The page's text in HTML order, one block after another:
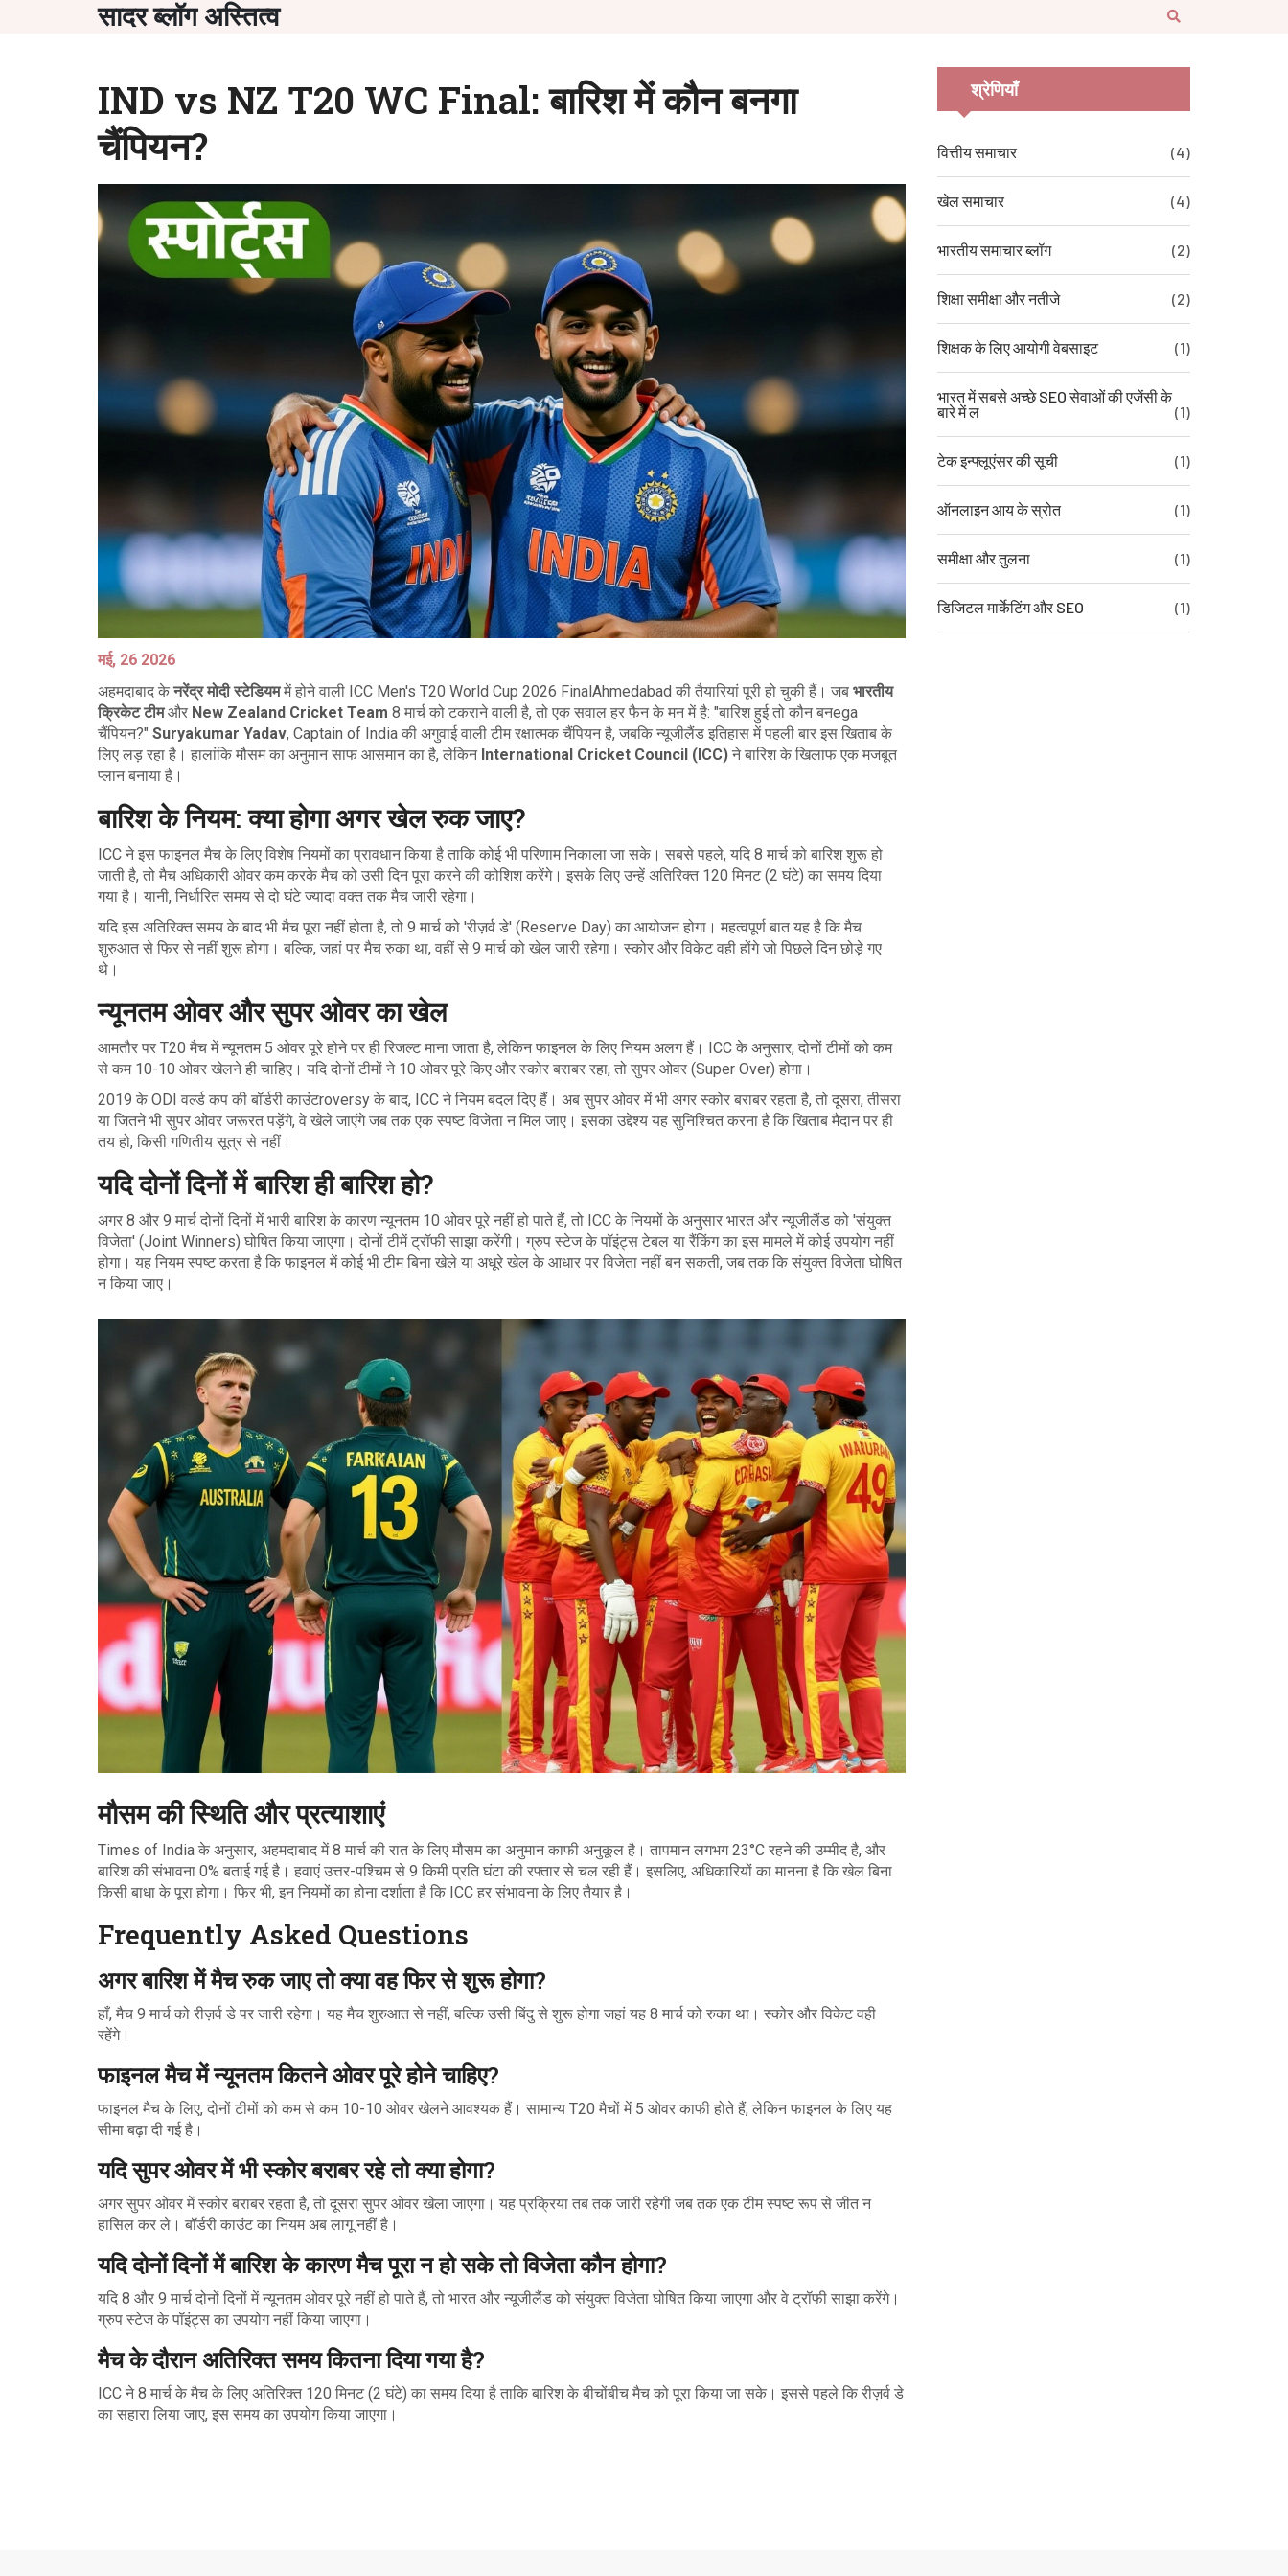
सादर ब्लॉग अस्तित्व
IND vs NZ T20 WC Final: बारिश में कौन बनगा
चैंपियन?
मई, 26 2026
अहमदाबाद केनरेंद्र मोदी स्टेडियममें होने वाली ICC Men's T20 World Cup 2026 FinalAhmedabad की तैयारियां पूरी हो चुकी हैं। जब भारतीय
क्रिकेट टीमऔर New Zealand Cricket Team 8 मार्च को टकराने वाली है, तो एक सवाल हर फैन के मन में है: "बारिश हुई तो कौन बनega
चैंपियन?" Suryakumar Yadav, Captain of India की अगुवाई वाली टीम रक्षात्मक चैंपियन है, जबकि न्यूजीलैंड इतिहास में पहली बार इस खिताब के
लिए लड़ रहा है। हालांकि मौसम का अनुमान साफ आसमान का है, लेकिन International Cricket Council (ICC) ने बारिश के खिलाफ एक मजबूत
प्लान बनाया है।
बारिश के नियम: क्या होगा अगर खेल रुक जाए?
ICC ने इस फाइनल मैच के लिए विशेष नियमों का प्रावधान किया है ताकि कोई भी परिणाम निकाला जा सके। सबसे पहले, यदि 8 मार्च को बारिश शुरू हो
जाती है, तो मैच अधिकारी ओवर कम करके मैच को उसी दिन पूरा करने की कोशिश करेंगे। इसके लिए उन्हें अतिरिक्त 120 मिनट (2 घंटे) का समय दिया
गया है। यानी, निर्धारित समय से दो घंटे ज्यादा वक्त तक मैच जारी रहेगा।
यदि इस अतिरिक्त समय के बाद भी मैच पूरा नहीं होता है, तो 9 मार्च को 'रीज़र्व डे' (Reserve Day) का आयोजन होगा। महत्वपूर्ण बात यह है कि मैच
शुरुआत से फिर से नहीं शुरू होगा। बल्कि, जहां पर मैच रुका था, वहीं से 9 मार्च को खेल जारी रहेगा। स्कोर और विकेट वही होंगे जो पिछले दिन छोड़े गए
थे।
न्यूनतम ओवर और सुपर ओवर का खेल
आमतौर पर T20 मैच में न्यूनतम 5 ओवर पूरे होने पर ही रिजल्ट माना जाता है, लेकिन फाइनल के लिए नियम अलग हैं। ICC के अनुसार, दोनों टीमों को कम
से कम 10-10 ओवर खेलने ही चाहिए। यदि दोनों टीमों ने 10 ओवर पूरे किए और स्कोर बराबर रहा, तो सुपर ओवर (Super Over) होगा।
2019 के ODI वर्ल्ड कप की बॉर्डरी काउंटroversy के बाद, ICC ने नियम बदल दिए हैं। अब सुपर ओवर में भी अगर स्कोर बराबर रहता है, तो दूसरा, तीसरा
या जितने भी सुपर ओवर जरूरत पड़ेंगे, वे खेले जाएंगे जब तक एक स्पष्ट विजेता न मिल जाए। इसका उद्देश्य यह सुनिश्चित करना है कि खिताब मैदान पर ही
तय हो, किसी गणितीय सूत्र से नहीं।
यदि दोनों दिनों में बारिश ही बारिश हो?
अगर 8 और 9 मार्च दोनों दिनों में भारी बारिश के कारण न्यूनतम 10 ओवर पूरे नहीं हो पाते हैं, तो ICC के नियमों के अनुसार भारत और न्यूजीलैंड को 'संयुक्त
विजेता' (Joint Winners) घोषित किया जाएगा। दोनों टीमें ट्रॉफी साझा करेंगी। ग्रुप स्टेज के पॉइंट्स टेबल या रैंकिंग का इस मामले में कोई उपयोग नहीं
होगा। यह नियम स्पष्ट करता है कि फाइनल में कोई भी टीम बिना खेले या अधूरे खेल के आधार पर विजेता नहीं बन सकती, जब तक कि संयुक्त विजेता घोषित
न किया जाए।
मौसम की स्थिति और प्रत्याशाएं
Times of India के अनुसार, अहमदाबाद में 8 मार्च की रात के लिए मौसम का अनुमान काफी अनुकूल है। तापमान लगभग 23°C रहने की उम्मीद है, और
बारिश की संभावना 0% बताई गई है। हवाएं उत्तर-पश्चिम से 9 किमी प्रति घंटा की रफ्तार से चल रही हैं। इसलिए, अधिकारियों का मानना है कि खेल बिना
किसी बाधा के पूरा होगा। फिर भी, इन नियमों का होना दर्शाता है कि ICC हर संभावना के लिए तैयार है।
Frequently Asked Questions
अगर बारिश में मैच रुक जाए तो क्या वह फिर से शुरू होगा?
हाँ, मैच 9 मार्च को रीज़र्व डे पर जारी रहेगा। यह मैच शुरुआत से नहीं, बल्कि उसी बिंदु से शुरू होगा जहां यह 8 मार्च को रुका था। स्कोर और विकेट वही
रहेंगे।
फाइनल मैच में न्यूनतम कितने ओवर पूरे होने चाहिए?
फाइनल मैच के लिए, दोनों टीमों को कम से कम 10-10 ओवर खेलने आवश्यक हैं। सामान्य T20 मैचों में 5 ओवर काफी होते हैं, लेकिन फाइनल के लिए यह
सीमा बढ़ा दी गई है।
यदि सुपर ओवर में भी स्कोर बराबर रहे तो क्या होगा?
अगर सुपर ओवर में स्कोर बराबर रहता है, तो दूसरा सुपर ओवर खेला जाएगा। यह प्रक्रिया तब तक जारी रहेगी जब तक एक टीम स्पष्ट रूप से जीत न
हासिल कर ले। बॉर्डरी काउंट का नियम अब लागू नहीं है।
यदि दोनों दिनों में बारिश के कारण मैच पूरा न हो सके तो विजेता कौन होगा?
यदि 8 और 9 मार्च दोनों दिनों में न्यूनतम ओवर पूरे नहीं हो पाते हैं, तो भारत और न्यूजीलैंड को संयुक्त विजेता घोषित किया जाएगा और वे ट्रॉफी साझा करेंगे।
ग्रुप स्टेज के पॉइंट्स का उपयोग नहीं किया जाएगा।
मैच के दौरान अतिरिक्त समय कितना दिया गया है?
ICC ने 8 मार्च के मैच के लिए अतिरिक्त 120 मिनट (2 घंटे) का समय दिया है ताकि बारिश के बीचोंबीच मैच को पूरा किया जा सके। इससे पहले कि रीज़र्व डे
का सहारा लिया जाए, इस समय का उपयोग किया जाएगा।
श्रेणियाँ
वित्तीय समाचार (4)
खेल समाचार (4)
भारतीय समाचार ब्लॉग (2)
शिक्षा समीक्षा और नतीजे (2)
शिक्षक के लिए आयोगी वेबसाइट (1)
भारत में सबसे अच्छे SEO सेवाओं की एजेंसी के
बारे में ल
(1)
टेक इन्फ्लूएंसर की सूची (1)
ऑनलाइन आय के स्रोत (1)
समीक्षा और तुलना (1)
डिजिटल मार्केटिंग और SEO (1)